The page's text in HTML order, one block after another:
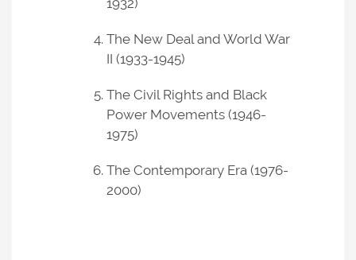
1932)
The New Deal and World War
II (1933-1945)
The Civil Rights and Black
Power Movements (1946-
1975)
The Contemporary Era (1976-
2000)